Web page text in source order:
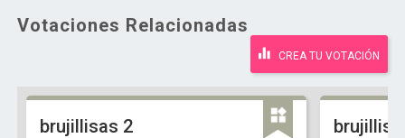
Votaciones Relacionadas
CREA TU VOTACIÓN
brujillisas 2